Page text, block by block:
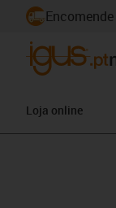
Loja online